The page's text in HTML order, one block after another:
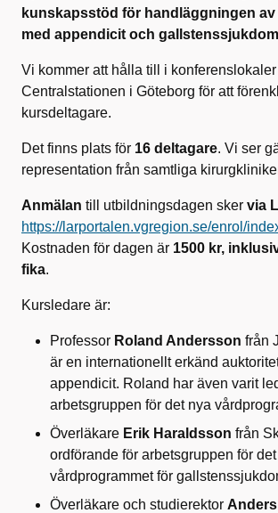
kunskapsstöd för handläggningen
med appendicit och gallstenssjukdom
Vi kommer att hålla till i
Centralstationen i Göteborg för att
kursdeltagare.
Det finns plats för 16 deltagare. Vi ser
representation från samtliga
Anmälan till utbildningsdagen sker via
https://larportalen.vgregion.se/enrol/
Kostnaden för dagen är 1500 kr,
fika.
Kursledare är:
Professor Roland Andersson från
är en internationellt erkänd
appendicit. Roland har även varit
arbetsgruppen för det nya
Överläkare Erik Haraldsson från
ordförande för arbetsgruppen för
vårdprogrammet för
Överläkare och studierektor